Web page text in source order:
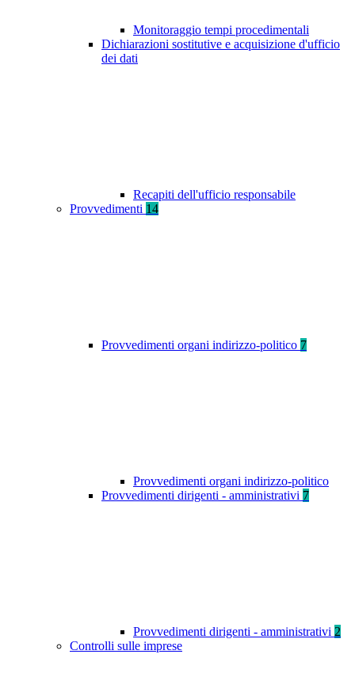
Monitoraggio tempi procedimentali
Dichiarazioni sostitutive e acquisizione d'ufficio
dei dati
Recapiti dell'ufficio responsabile
Provvedimenti 14
Provvedimenti organi indirizzo-politico 7
Provvedimenti organi indirizzo-politico
Provvedimenti dirigenti - amministrativi 7
Provvedimenti dirigenti - amministrativi 2
Controlli sulle imprese